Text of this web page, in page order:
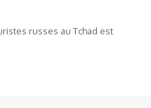
russes au Tchad est